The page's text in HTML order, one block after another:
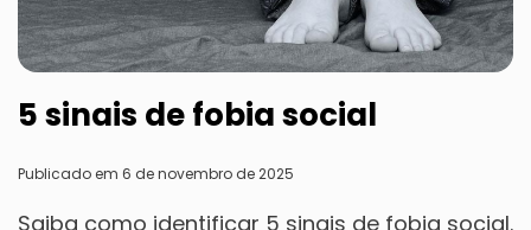
5 sinais de fobia social
Publicado em 6 de novembro de 2025
Saiba como identificar 5 sinais de fobia social.